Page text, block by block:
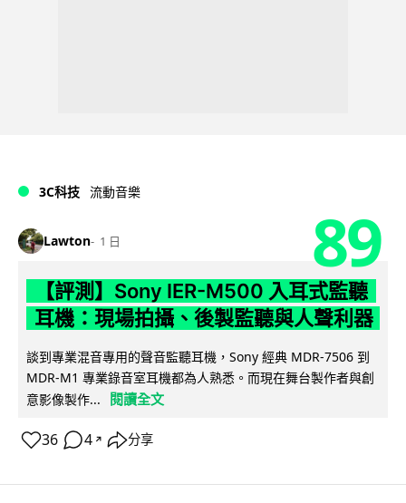
3C科技 流動音樂
Lawton 1 日 89
【評測】Sony IER-M500 入耳式監聽
耳機：現場拍攝、後製監聽與人聲利器
談到專業混音專用的聲音監聽耳機，Sony 經典 MDR-7506 到
MDR-M1 專業錄音室耳機都為人熟悉。而現在舞台製作者與創
意影像製作...
閱讀全文
36 4 ↗ 分享